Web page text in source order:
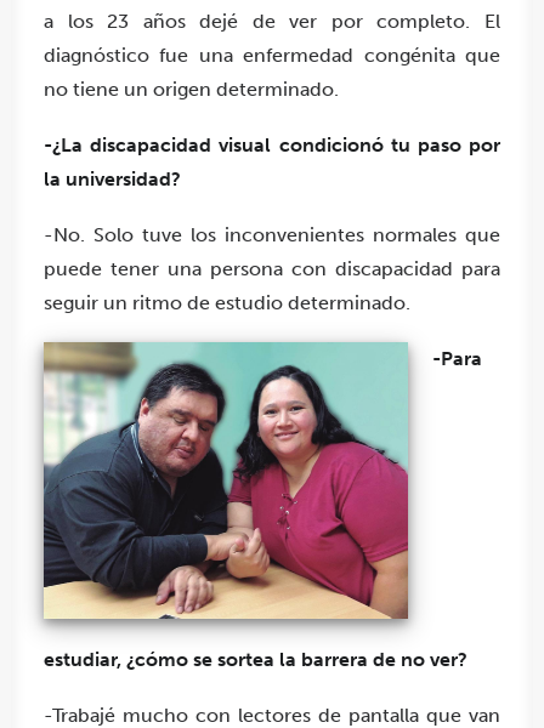
a los 23 años dejé de ver por completo. El
diagnóstico fue una enfermedad congénita que
no tiene un origen determinado.
-¿La discapacidad visual condicionó tu paso por
la universidad?
-No. Solo tuve los inconvenientes normales que
puede tener una persona con discapacidad para
seguir un ritmo de estudio determinado.
-Para
estudiar, ¿cómo se sortea la barrera de no ver?
-Trabajé mucho con lectores de pantalla que van